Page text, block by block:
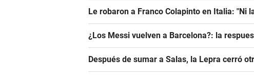
Le robaron a Franco Colapinto en Italia: "Ni
¿Los Messi vuelven a Barcelona?: la
Después de sumar a Salas, la Lepra cerró